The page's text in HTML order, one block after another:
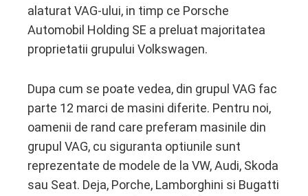
alaturat VAG-ului, in timp ce Porsche
Automobil Holding SE a preluat majoritatea
proprietatii grupului Volkswagen.
Dupa cum se poate vedea, din grupul VAG fac
parte 12 marci de masini diferite. Pentru noi,
oamenii de rand care preferam masinile din
grupul VAG, cu siguranta optiunile sunt
reprezentate de modele de la VW, Audi, Skoda
sau Seat. Deja, Porche, Lamborghini si Bugatti